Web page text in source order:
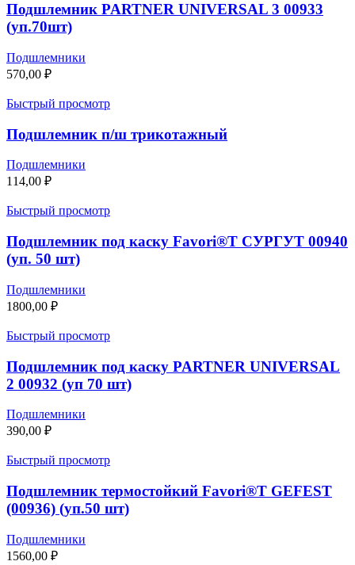
Подшлемник PARTNER UNIVERSAL 3 00933
(уп.70шт)
Подшлемники
570,00 ₽
Быстрый просмотр
Подшлемник п/ш трикотажный
Подшлемники
114,00 ₽
Быстрый просмотр
Подшлемник под каску Favori®T СУРГУТ 00940
(уп. 50 шт)
Подшлемники
1800,00 ₽
Быстрый просмотр
Подшлемник под каску PARTNER UNIVERSAL
2 00932 (уп 70 шт)
Подшлемники
390,00 ₽
Быстрый просмотр
Подшлемник термостойкий Favori®T GEFEST
(00936) (уп.50 шт)
Подшлемники
1560,00 ₽